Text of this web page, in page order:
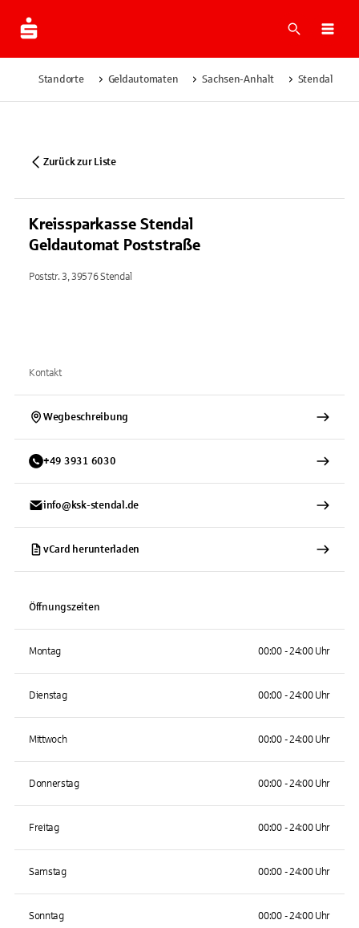
Suche
Standorte Geldautomaten Sachsen-Anhalt Stendal
Zurück zur Liste
Kreissparkasse Stendal
Geldautomat Poststraße
Poststr. 3, 39576 Stendal
Kontakt
Wegbeschreibung
+49 3931 6030
info@ksk-stendal.de
vCard herunterladen
Öffnungszeiten
Montag 00:00 - 24:00 Uhr
Dienstag 00:00 - 24:00 Uhr
Mittwoch 00:00 - 24:00 Uhr
Donnerstag 00:00 - 24:00 Uhr
Freitag 00:00 - 24:00 Uhr
Samstag 00:00 - 24:00 Uhr
Sonntag 00:00 - 24:00 Uhr